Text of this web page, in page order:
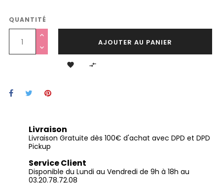
QUANTITÉ
AJOUTER AU PANIER
 
Livraison
Livraison Gratuite dès 100€ d'achat avec DPD et DPD
Pickup
Service Client
Disponible du Lundi au Vendredi de 9h à 18h au
03.20.78.72.08